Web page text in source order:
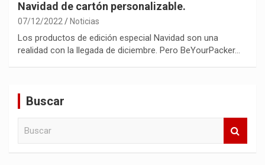
Navidad de cartón personalizable.
07/12/2022 Noticias
Los productos de edición especial Navidad son una
realidad con la llegada de diciembre. Pero BeYourPacker…
Buscar